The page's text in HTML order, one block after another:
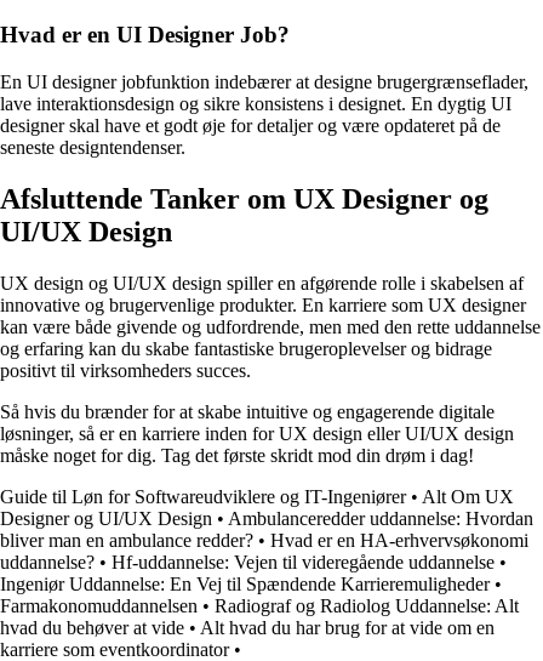
Hvad er en UI Designer Job?
En UI designer jobfunktion indebærer at designe brugergrænseflader,
lave interaktionsdesign og sikre konsistens i designet. En dygtig UI
designer skal have et godt øje for detaljer og være opdateret på de
seneste designtendenser.
Afsluttende Tanker om UX Designer og
UI/UX Design
UX design og UI/UX design spiller en afgørende rolle i skabelsen af
innovative og brugervenlige produkter. En karriere som UX designer
kan være både givende og udfordrende, men med den rette uddannelse
og erfaring kan du skabe fantastiske brugeroplevelser og bidrage
positivt til virksomheders succes.
Så hvis du brænder for at skabe intuitive og engagerende digitale
løsninger, så er en karriere inden for UX design eller UI/UX design
måske noget for dig. Tag det første skridt mod din drøm i dag!
Guide til Løn for Softwareudviklere og IT-Ingeniører• Alt Om UX
Designer og UI/UX Design • Ambulanceredder uddannelse: Hvordan
bliver man en ambulance redder? • Hvad er en HA-erhvervsøkonomi
uddannelse? • Hf-uddannelse: Vejen til videregående uddannelse •
Ingeniør Uddannelse: En Vej til Spændende Karrieremuligheder•
Farmakonomuddannelsen • Radiograf og Radiolog Uddannelse: Alt
hvad du behøver at vide • Alt hvad du har brug for at vide om en
karriere som eventkoordinator•